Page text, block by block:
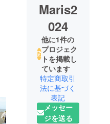
Maris2
024
他に1件の
プロジェク
トを掲載し
ています
特定商取引
法に基づく
表記
メッセー
ジを送る